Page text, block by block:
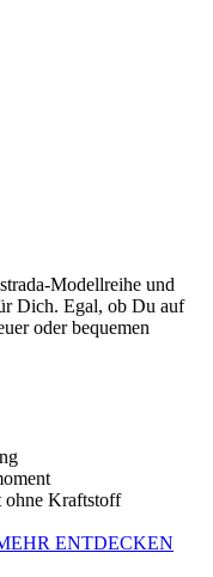
Modellreihe und
Dich. Egal, ob Du auf
oder bequemen
ohne Kraftstoff
ENTDECKEN